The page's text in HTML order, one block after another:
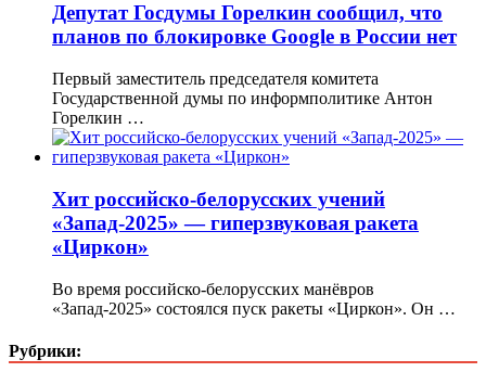
Депутат Госдумы Горелкин сообщил, что
планов по блокировке Google в России нет
Первый заместитель председателя комитета
Государственной думы по информполитике Антон
Горелкин …
Хит российско-белорусских учений
«Запад-2025» — гиперзвуковая ракета
«Циркон»
Во время российско-белорусских манёвров
«Запад-2025» состоялся пуск ракеты «Циркон». Он …
Рубрики: